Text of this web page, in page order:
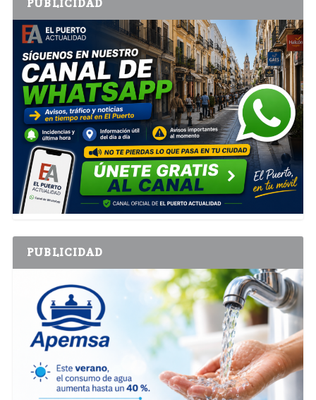
PUBLICIDAD
PUBLICIDAD